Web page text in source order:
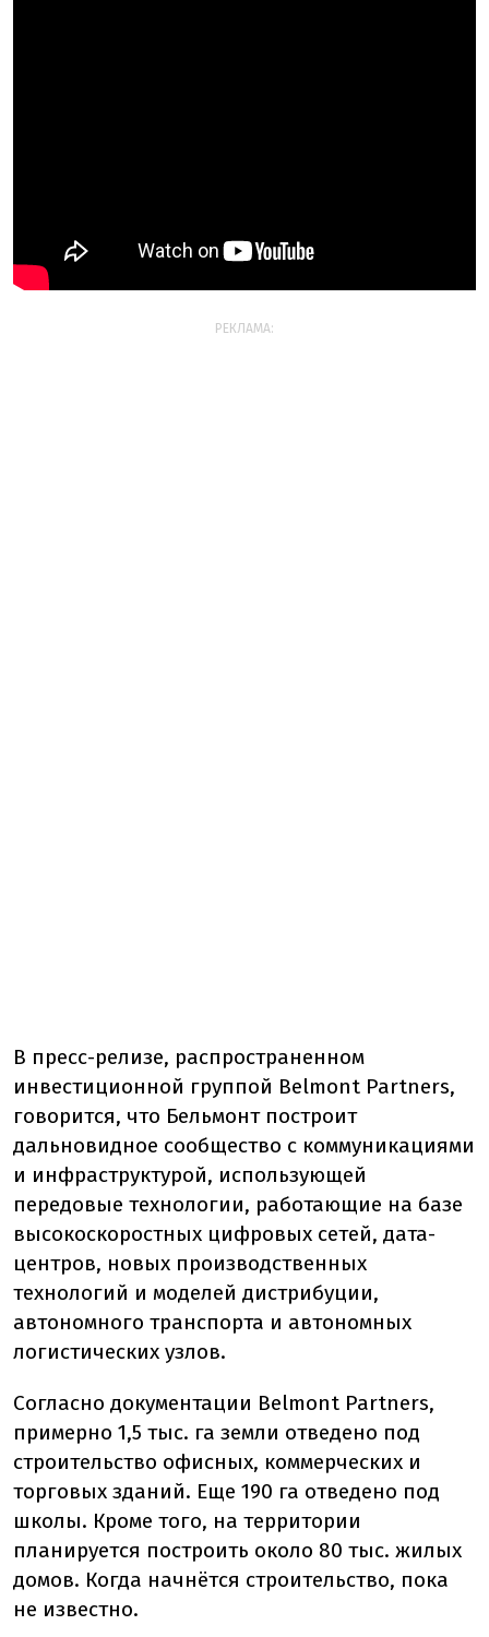
РЕКЛАМА:
В пресс-релизе, распространенном
инвестиционной группой Belmont Partners,
говорится, что Бельмонт построит
дальновидное сообщество с коммуникациями
и инфраструктурой, использующей
передовые технологии, работающие на базе
высокоскоростных цифровых сетей, дата-
центров, новых производственных
технологий и моделей дистрибуции,
автономного транспорта и автономных
логистических узлов.
Согласно документации Belmont Partners,
примерно 1,5 тыс. га земли отведено под
строительство офисных, коммерческих и
торговых зданий. Еще 190 га отведено под
школы. Кроме того, на территории
планируется построить около 80 тыс. жилых
домов. Когда начнётся строительство, пока
не известно.